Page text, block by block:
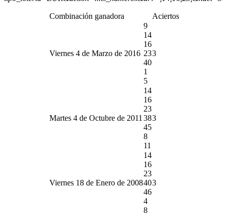
Combinación ganadora Aciertos
Viernes 4 de Marzo de 2016
9
14
16
23
40
1
5
3
Martes 4 de Octubre de 2011
14
16
23
38
45
8
11
3
Viernes 18 de Enero de 2008
14
16
23
40
46
4
8
3